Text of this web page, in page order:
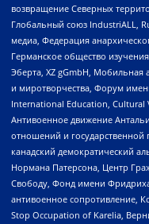
возвращение Северных
Глобальный союз IndustriALL,
медиа, Федерация
Германское общество
Эберта, XZ gGmbH, Мобильная
и миротворчества, Форум
International Education,
Антивоенное движение
отношений и
канадский демократический
Нормана Патерсона, Центр
Свободу, Фонд имени
антивоенное сопротивление,
Stop Occupation of Karelia,